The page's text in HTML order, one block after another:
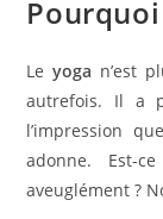
Leyoga n’est
autrefois. Il a
l’impression
adonne. Est-
aveuglément ?